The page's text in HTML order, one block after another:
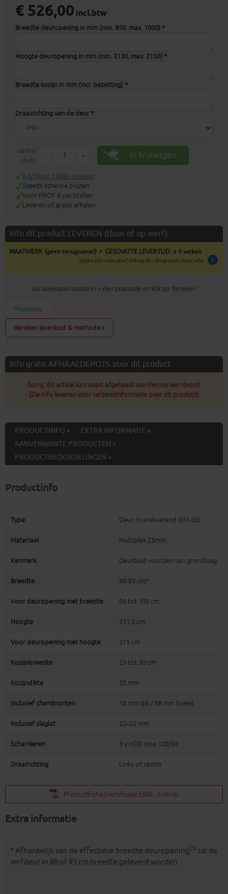
€ 526,00 incl.btw
Breedte deuropening in mm (min. 950, max. 1000) *
Hoogte deuropening in mm (min. 2130, max. 2150) *
Breedte kozijn in mm (incl. bezetting) *
Draairichting van de deur *
aantal
stuks
- + In kruiwagen
9.4/10 uit 7.800+ reviews
Steeds scherpe prijzen
Voor PROF & particulier
Leveren of gratis afhalen
Info dit product LEVEREN (thuis of op werf)
MAATWERK (geen terugname!) ✓ GESCHATTE LEVERTIJD: ± 4 weken
info
tijden zijn indicatief; klik op de i-knop voor meer info:
vul bovenaan aantalin + hier postcode en klik op 'bereken'
Bereken leverkost & methode »
Info gratis AFHAALDEPOTS voor dit product
Sorry, dit artikel kan nooit afgehaald worden op een depot
(Zie info leveren voor verzendinformatie over dit product)
PRODUCTINFO »
EXTRA INFORMATIE »
AANVERWANTE PRODUCTEN »
PRODUCTBEOORDELINGEN »
Productinfo
Type Deur: brandwerend (EI1-60)
Materiaal Multiplex 25mm
Kenmerk Deurblad voorzien van grondlaag
Breedte 88-93 cm*
Voor deuropening met breedte 95 tot 100 cm
Hoogte 211,5 cm
Voor deuropening met hoogte 215 cm
Kozijnbreedte 23 tot 30 cm
Kozijndikte 25 mm
Inclusief chambranten 18 mm dik / 68 mm breed
Inclusief slaglat 22x22 mm
Scharnieren 3 x HDD inox 100/86
Draairichting Links of rechts
Productfiche/certificaat EI60 (3.48MB)
Extra informatie
* Afhankelijk van de effectieve breedte deuropening (1) zal de
verfdeur in 88 of 93 cm breedte geleverd worden.